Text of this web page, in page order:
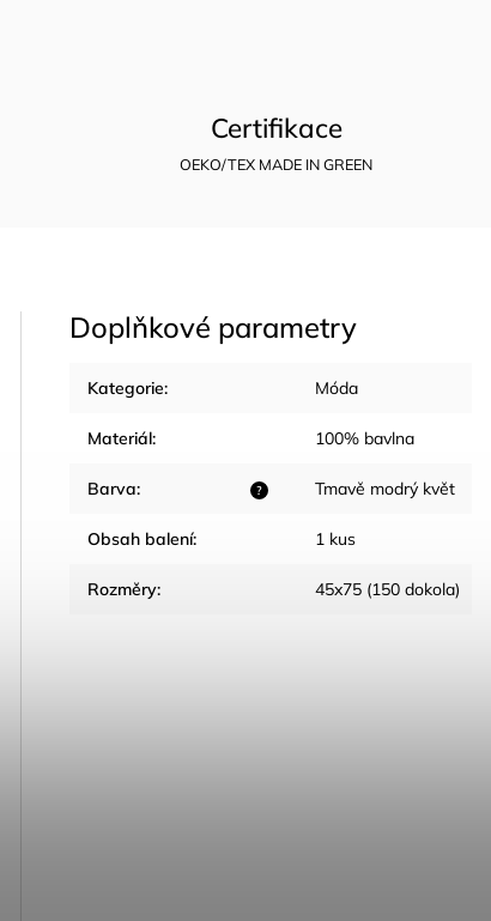
Certifikace
OEKO/TEX MADE IN GREEN
Doplňkové parametry
Kategorie: Móda
Materiál: 100% bavlna
?
Barva: Tmavě modrý květ
Obsah balení: 1 kus
Rozměry: 45x75 (150 dokola)